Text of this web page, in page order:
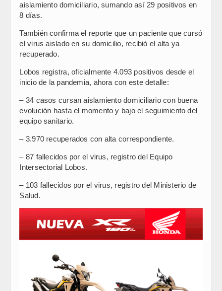
aislamiento domiciliario, sumando así 29 positivos en
8 días.
También confirma el reporte que un paciente que cursó
el virus aislado en su domicilio, recibió el alta ya
recuperado.
Lobos registra, oficialmente 4.093 positivos desde el
inicio de la pandemia, ahora con este detalle:
– 34 casos cursan aislamiento domiciliario con buena
evolución hasta el momento y bajo el seguimiento del
equipo sanitario.
– 3.970 recuperados con alta correspondiente.
– 87 fallecidos por el virus, registro del Equipo
Intersectorial Lobos.
– 103 fallecidos por el virus, registro del Ministerio de
Salud.